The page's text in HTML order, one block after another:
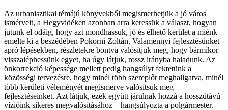
Az urbanisztikai témájú könyvekből megismerhetjük a jó város
ismérveit, a Hegyvidéken azonban arra keressük a választ, hogyan
jutunk el odáig, hogy azt mondhassuk, jó és élhető kerület a miénk –
emelte ki a beszédében Pokorni Zoltán. Valamennyi fejlesztésünket
apró lépésekben, részletekre bontva valósítjuk meg, hogy bármikor
visszaléphessünk egyet, ha úgy látjuk, rossz irányba haladunk. Az
önkorrekció képessége mellett pedig hangsúlyt fektetünk a
közösségi tervezésre, hogy minél több szereplőt meghallgatva, minél
több kerületi véleményét megismerve valósítsuk meg
fejlesztéseinket. Azt látjuk, ezek együtt járulnak hozzá a hosszútávú
vízióink sikeres megvalósításához – hangsúlyozta a polgármester.